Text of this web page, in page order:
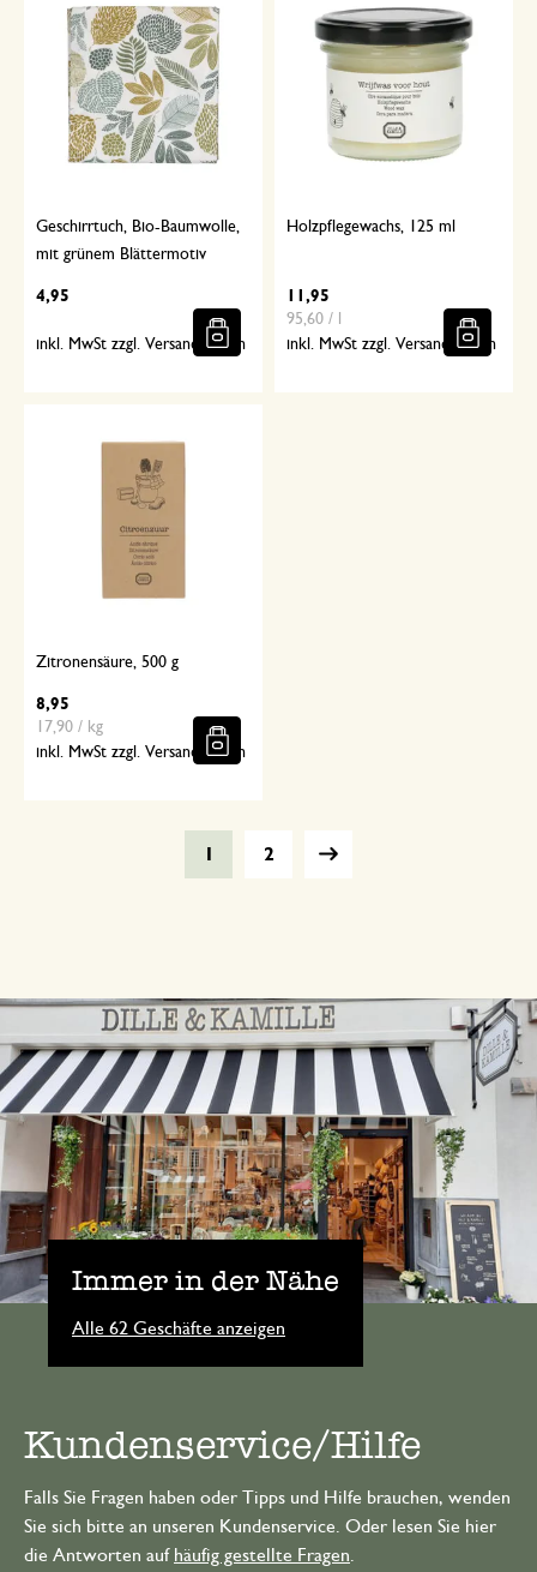
Geschirrtuch, Bio-Baumwolle,
mit grünem Blättermotiv
4,95
inkl. MwSt zzgl. Versandkosten
Holzpflegewachs, 125 ml
11,95
95,60 / l
inkl. MwSt zzgl. Versandkosten
Zitronensäure, 500 g
8,95
17,90 / kg
inkl. MwSt zzgl. Versandkosten
2
Immer in der Nähe
Alle 62 Geschäfte anzeigen
Kundenservice/Hilfe
Falls Sie Fragen haben oder Tipps und Hilfe brauchen, wenden
Sie sich bitte an unseren Kundenservice. Oder lesen Sie hier
die Antworten auf häufig gestellte Fragen